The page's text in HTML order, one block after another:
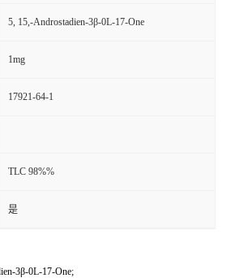
5, 15,-Androstadien-3β-0L-17-One
1mg
17921-64-1
TLC 98%%
是
3β-0L-17-One;